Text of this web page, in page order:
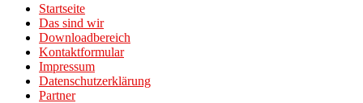
Startseite
Das sind wir
Downloadbereich
Kontaktformular
Impressum
Datenschutzerklärung
Partner